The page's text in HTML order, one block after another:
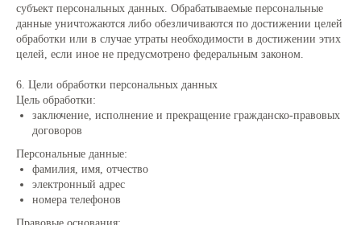
субъект персональных данных. Обрабатываемые персональные
данные уничтожаются либо обезличиваются по достижении целей
обработки или в случае утраты необходимости в достижении этих
целей, если иное не предусмотрено федеральным законом.
6. Цели обработки персональных данных
Цель обработки:
заключение, исполнение и прекращение гражданско-правовых
договоров
Персональные данные:
фамилия, имя, отчество
электронный адрес
номера телефонов